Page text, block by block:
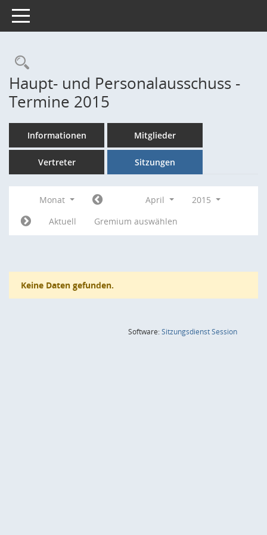
Toggle navigation
Rechercheauswahl
Haupt- und Personalausschuss -
Termine 2015
Informationen Mitglieder
Vertreter Sitzungen
Monat April
2015
Aktuell
Gremium auswählen
Keine Daten gefunden.
Software:SitzungsdienstSession(Wird in